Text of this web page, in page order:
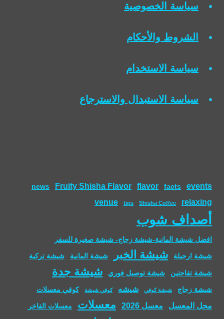
سياسة الخصوصية
الشروط والأحكام
سياسة الاستخدام
سياسة الاستبدال والاسترجاع
events
facts
flavor
Fruity Shisha Flavor
news
relaxing
Shisha Coffee
tips
venue
أصداف شوب
افضل شيشة المانية-شيشة زجاج- شيشة صغيرة للسفر
شيشة ارجيلة شيشة الخبر شيشة المانية شيشة تركية
شيشة تفاحتين شيشة توصيل فوري شيشة جدة
شيشة زجاج شيشة كوفي شيشه كوفي شيشة كوفي معسلات
محل المعسل معسل 2026 معسلات معسلات الفاخر